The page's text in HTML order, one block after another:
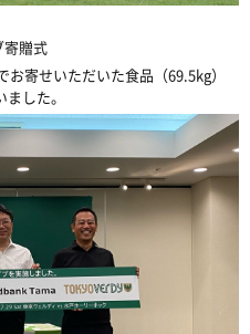
寄贈式
お寄せいただいた食品（69.5kg）
した。